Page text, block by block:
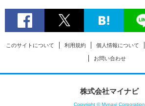
このサイトについて 利用規約 個人情報について
お問い合わせ
株式会社マイナビ
Copyright © Mynavi Corporation